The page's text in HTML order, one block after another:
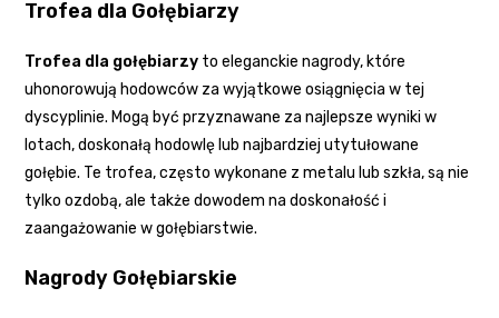
Trofea dla Gołębiarzy
Trofea dla gołębiarzy to eleganckie nagrody, które
uhonorowują hodowców za wyjątkowe osiągnięcia w tej
dyscyplinie. Mogą być przyznawane za najlepsze wyniki w
lotach, doskonałą hodowlę lub najbardziej utytułowane
gołębie. Te trofea, często wykonane z metalu lub szkła, są nie
tylko ozdobą, ale także dowodem na doskonałość i
zaangażowanie w gołębiarstwie.
Nagrody Gołębiarskie